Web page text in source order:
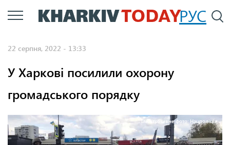
Перейти
до
РУС
22 серпня, 2022 - 13:33
У Харкові посилили охорону
громадського порядку
Ілюстративне фото: Нацполіція